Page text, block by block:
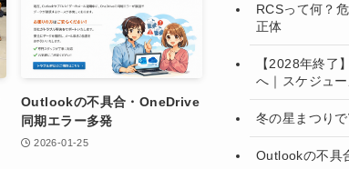
Outlookの不具合・OneDrive
同期エラー多発
2026-01-25
RCSって何？
正体
【2028年終了
へ｜スケジュ
冬の星まつり
Outlookの不具